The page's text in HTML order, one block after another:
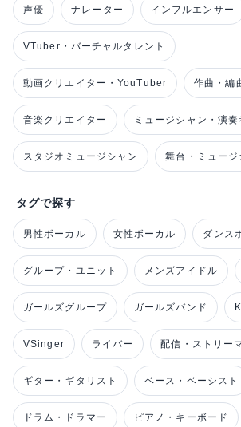
声優 ナレーター インフルエンサー
VTuber・バーチャルタレント
動画クリエイター・YouTuber 作曲・編
音楽クリエイター ミュージシャン・演奏
スタジオミュージシャン 舞台・ミュージ
タグで探す
男性ボーカル 女性ボーカル ダンス
グループ・ユニット メンズアイドル
ガールズグループ ガールズバンド
VSinger ライバー 配信・ストリー
ギター・ギタリスト ベース・ベーシスト
ドラム・ドラマー ピアノ・キーボード